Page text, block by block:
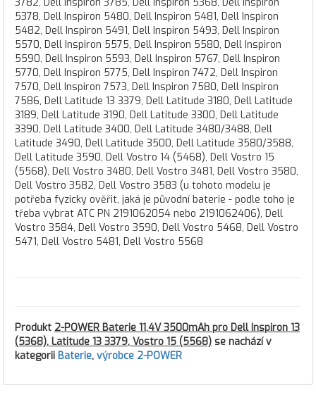
5378, Dell Inspiron 5480, Dell Inspiron 5481, Dell Inspiron
5482, Dell Inspiron 5491, Dell Inspiron 5493, Dell Inspiron
5570, Dell Inspiron 5575, Dell Inspiron 5580, Dell Inspiron
5590, Dell Inspiron 5593, Dell Inspiron 5767, Dell Inspiron
5770, Dell Inspiron 5775, Dell Inspiron 7472, Dell Inspiron
7570, Dell Inspiron 7573, Dell Inspiron 7580, Dell Inspiron
7586, Dell Latitude 13 3379, Dell Latitude 3180, Dell Latitude
3189, Dell Latitude 3190, Dell Latitude 3300, Dell Latitude
3390, Dell Latitude 3400, Dell Latitude 3480/3488, Dell
Latitude 3490, Dell Latitude 3500, Dell Latitude 3580/3588,
Dell Latitude 3590, Dell Vostro 14 (5468), Dell Vostro 15
(5568), Dell Vostro 3480, Dell Vostro 3481, Dell Vostro 3580,
Dell Vostro 3582, Dell Vostro 3583 (u tohoto modelu je
potřeba fyzicky ověřit, jaká je původní baterie - podle toho je
třeba vybrat ATC PN 2191062054 nebo 2191062406), Dell
Vostro 3584, Dell Vostro 3590, Dell Vostro 5468, Dell Vostro
5471, Dell Vostro 5481, Dell Vostro 5568
Produkt 2-POWER Baterie 11,4V 3500mAh pro Dell Inspiron 13
(5368), Latitude 13 3379, Vostro 15 (5568) se nachází v
kategorii Baterie, výrobce 2-POWER